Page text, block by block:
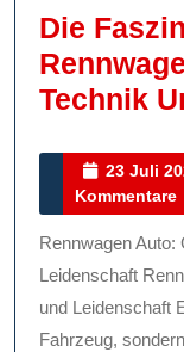
Die
Technik
23 Juli
Kommentare
Rennwagen Auto: Geschwindigkeit, Technik und
Leidenschaft
und Leidenschaft
Fahrzeug,